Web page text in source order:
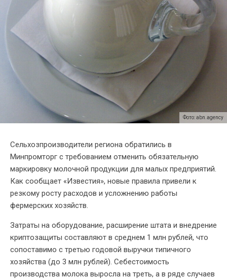
Фото: abn.agency
Сельхозпроизводители региона обратились в
Минпромторг с требованием отменить обязательную
маркировку молочной продукции для малых предприятий.
Как сообщает «Известия», новые правила привели к
резкому росту расходов и усложнению работы
фермерских хозяйств.
Затраты на оборудование, расширение штата и внедрение
криптозащиты составляют в среднем 1 млн рублей, что
сопоставимо с третью годовой выручки типичного
хозяйства (до 3 млн рублей). Себестоимость
производства молока выросла на треть, а в ряде случаев